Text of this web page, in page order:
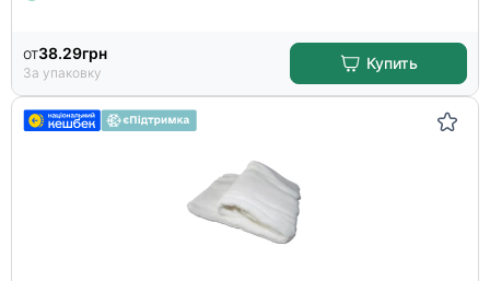
от38.29грн
За упаковку
Купить